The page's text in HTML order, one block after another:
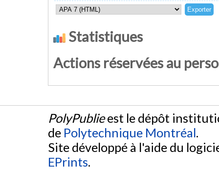
Statistiques
Actions réservées au
PolyPublieest le dépôt
de Polytechnique Montréal.
Site développé à l'aide du
EPrints.